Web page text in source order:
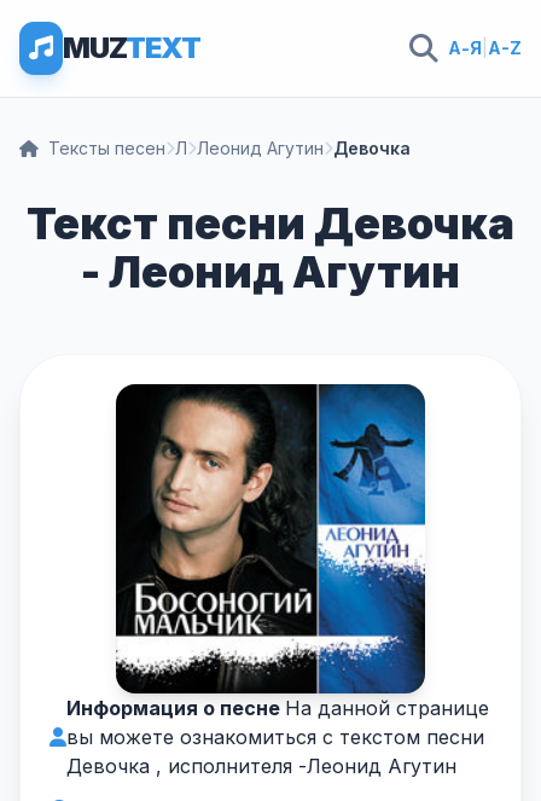
MUZTEXT А-Я A-Z
Тексты песен Л Леонид Агутин Девочка
Текст песни Девочка
- Леонид Агутин
Информация о песне На данной странице
вы можете ознакомиться с текстом песни
Девочка , исполнителя -Леонид Агутин